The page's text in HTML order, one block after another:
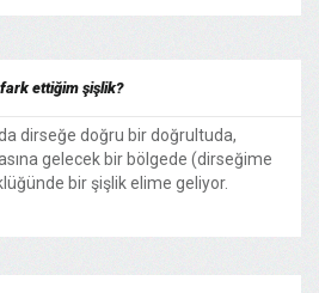
ettiğim şişlik?
dirseğe doğru bir doğrultuda,
gelecek bir bölgede (dirseğime
bir şişlik elime geliyor.